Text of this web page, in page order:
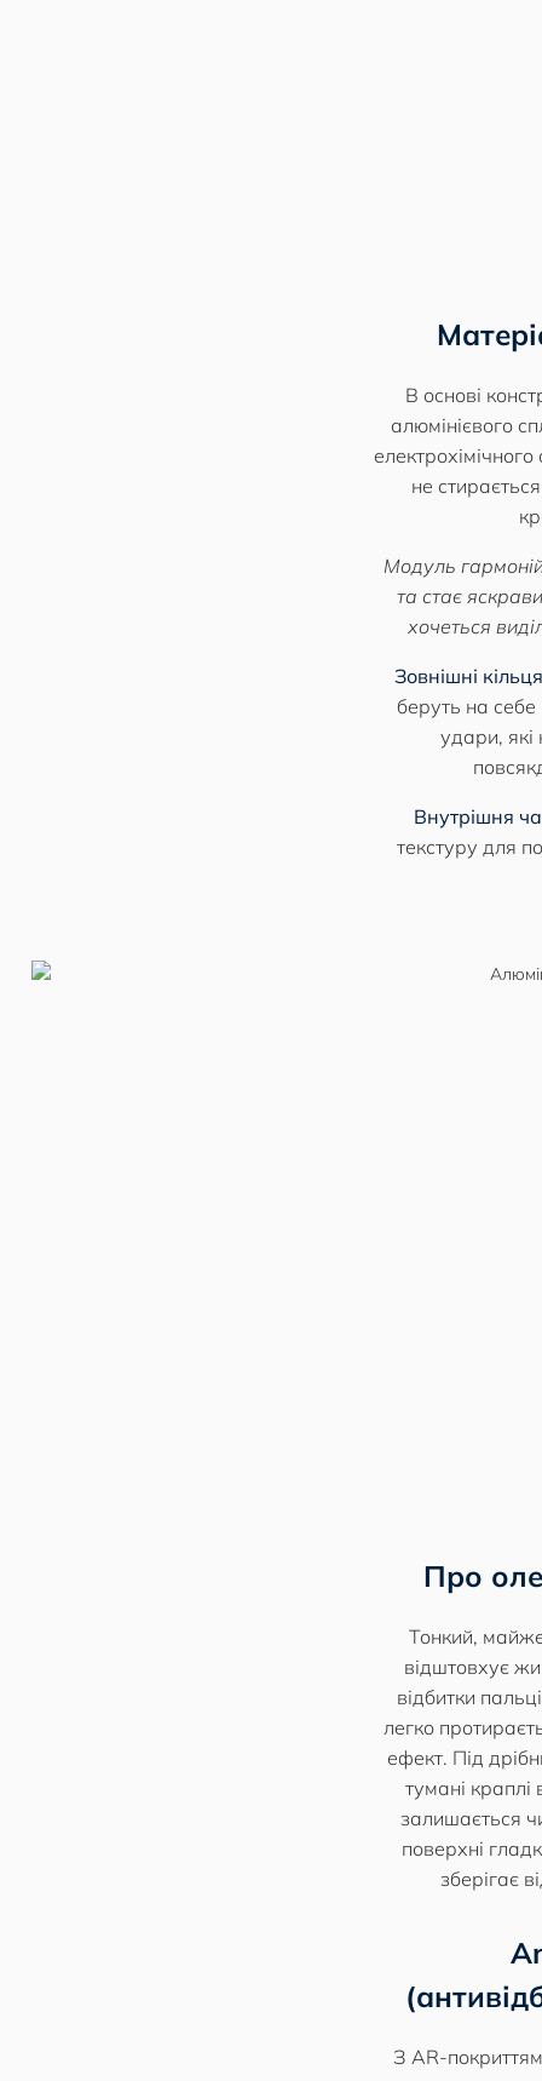
В основі
алюмінієвого
не
Модуль
та стає
хочеться
Зовнішні кільця
беруть на себе
удари, які
Внутрішня
текстуру для
Про
Тонкий,
відштовхує
відбитки
легко
ефект. Під
тумані краплі
залишається
поверхні
зберігає
З AR-